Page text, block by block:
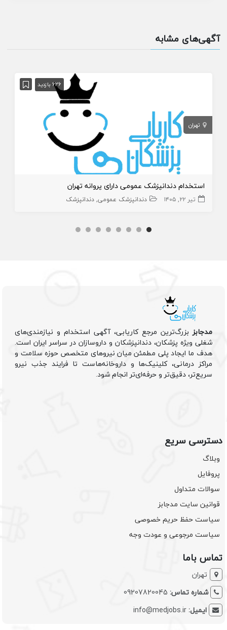
آگهی‌های مشابه
626 بازدید
تهران
استخدام دندانپزشک عمومی دارای پروانه تهران
تیر ۲۲, ۱۴۰۵ دندانپزشک عمومی دندانپزشک
مدجابزبزرگ‌ترین مرجع کاریابی، آگهی استخدام و نیازمندی‌های
شغلی ویژه پزشکان، دندانپزشکان و داروسازان در سراسر ایران است.
هدف ما ایجاد پلی مطمئن میان نیروهای متخصص حوزه سلامت و
مراکز درمانی، کلینیک‌ها و داروخانه‌هاست تا فرایند جذب نیرو
سریع‌تر، دقیق‌تر و حرفه‌ای‌تر انجام شود.
دسترسی سریع
وبلاگ
پروفایل
سوالات متداول
قوانین سایت مدجابز
سیاست حفظ حریم خصوصی
سیاست مرجوعی و عودت وجه
تماس باما
تهران
شماره تماس: 09207820045
ایمیل:info@medjobs.ir